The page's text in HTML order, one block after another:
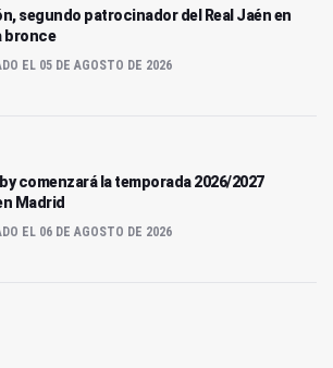
segundo patrocinador del Real Jaén en
bronce
EL 05 DE AGOSTO DE 2026
comenzará la temporada 2026/2027
Madrid
EL 06 DE AGOSTO DE 2026